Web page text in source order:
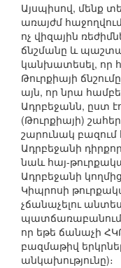
Այսպիսով, մենք
առայժմ
ոչ վիզային
ճնշմանը և
կանխատեսել, որ
Թուրքիայի
այն, որ նրա
Ադրբեջանն, ըստ
(Թուրքիայի)
շարունակ բազում
Ադրբեջանի
նաև հայ-
Ադրբեջանի
Կիպրոսի
չճանաչելու
պատճառաբանում
որ եթե ճանաչի
բազմաթիվ
անկախությունը)։